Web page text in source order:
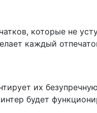
которые не
каждый
их
будет